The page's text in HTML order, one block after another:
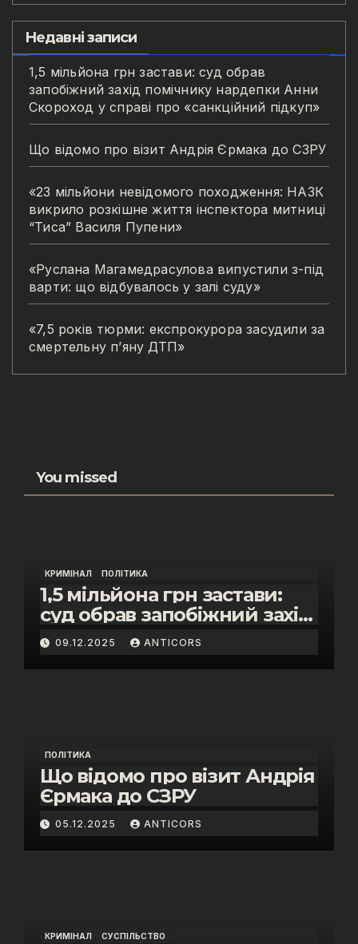
Недавні записи
1,5 мільйона грн застави: суд обрав
запобіжний захід помічнику нардепки Анни
Скороход у справі про «санкційний підкуп»
Що відомо про візит Андрія Єрмака до СЗРУ
«23 мільйони невідомого походження: НАЗК
викрило розкішне життя інспектора митниці
“Тиса” Василя Пупени»
«Руслана Магамедрасулова випустили з-під
варти: що відбувалось у залі суду»
«7,5 років тюрми: експрокурора засудили за
смертельну п’яну ДТП»
You missed
КРИМІНАЛ ПОЛІТИКА
1,5 мільйона грн застави:
суд обрав запобіжний захід
помічнику нардепки Анни
Скороход у справі про
«санкційний підкуп»
09.12.2025 ANTICORS
ПОЛІТИКА
Що відомо про візит Андрія
Єрмака до СЗРУ
05.12.2025 ANTICORS
КРИМІНАЛ СУСПІЛЬСТВО